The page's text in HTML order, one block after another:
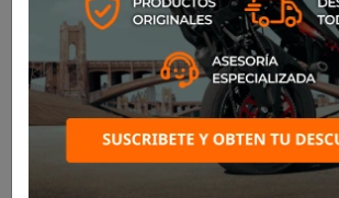
8281
$99.900